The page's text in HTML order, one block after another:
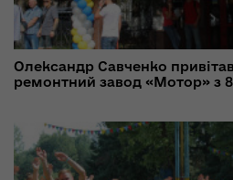
Олександр Савченко
ремонтний завод «Мотор» з